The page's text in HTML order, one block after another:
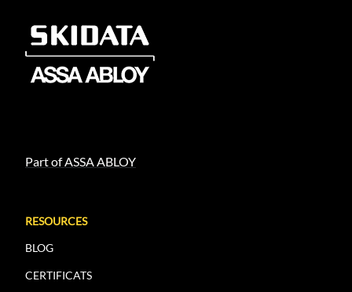
Part of ASSA ABLOY
RESOURCES
BLOG
CERTIFICATS